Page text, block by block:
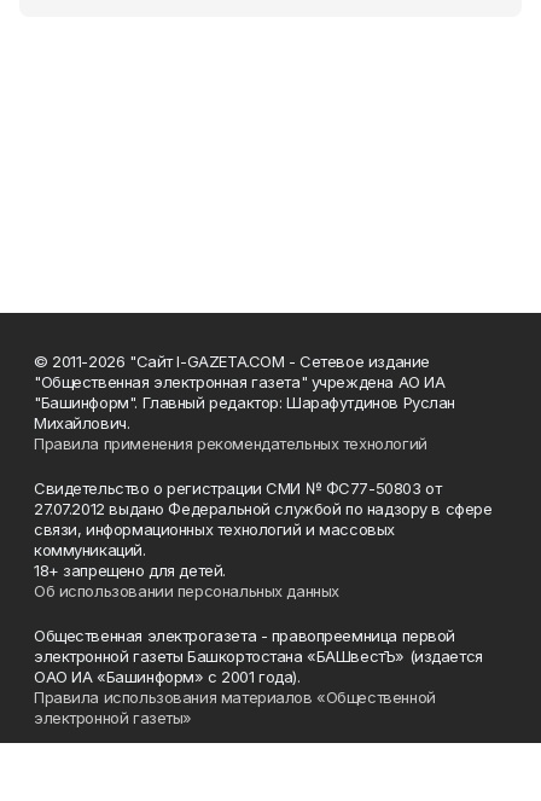
© 2011-2026 "Сайт I-GAZETA.COM - Сетевое издание
"Общественная электронная газета" учреждена АО ИА
"Башинформ". Главный редактор: Шарафутдинов Руслан
Михайлович.
Правила применения рекомендательных технологий
Свидетельство о регистрации СМИ № ФС77-50803 от
27.07.2012 выдано Федеральной службой по надзору в сфере
связи, информационных технологий и массовых
коммуникаций.
18+ запрещено для детей.
Об использовании персональных данных
Общественная электрогазета - правопреемница первой
электронной газеты Башкортостана «БАШвестЪ» (издается
ОАО ИА «Башинформ» с 2001 года).
Правила использования материалов «Общественной
электронной газеты»